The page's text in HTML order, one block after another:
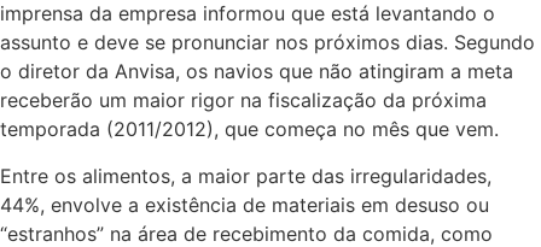
imprensa da empresa informou que está levantando o
assunto e deve se pronunciar nos próximos dias. Segundo
o diretor da Anvisa, os navios que não atingiram a meta
receberão um maior rigor na fiscalização da próxima
temporada (2011/2012), que começa no mês que vem.
Entre os alimentos, a maior parte das irregularidades,
44%, envolve a existência de materiais em desuso ou
“estranhos” na área de recebimento da comida, como